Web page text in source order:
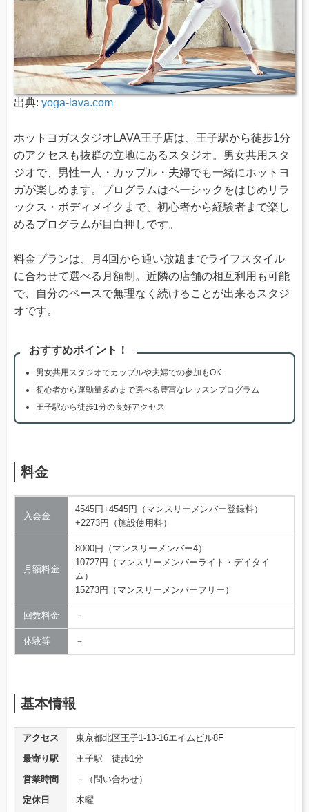
出典: yoga-lava.com
ホットヨガスタジオLAVA王子店は、王子駅から徒歩1分
のアクセスも抜群の立地にあるスタジオ。男女共用スタ
ジオで、男性一人・カップル・夫婦でも一緒にホットヨ
ガが楽しめます。プログラムはベーシックをはじめリラ
ックス・ボディメイクまで、初心者から経験者まで楽し
めるプログラムが目白押しです。
料金プランは、月4回から通い放題までライフスタイル
に合わせて選べる月額制。近隣の店舗の相互利用も可能
で、自分のペースで無理なく続けることが出来るスタジ
オです。
おすすめポイント！
男女共用スタジオでカップルや夫婦での参加もOK
初心者から運動量多めまで選べる豊富なレッスンプログラム
王子駅から徒歩1分の良好アクセス
料金
入会金
4545円+4545円（マンスリーメンバー登録料）
+2273円（施設使用料）
月額料金
8000円（マンスリーメンバー4）
10727円（マンスリーメンバーライト・デイタイ
ム）
15273円（マンスリーメンバーフリー）
回数料金 －
体験等 －
基本情報
アクセス
東京都北区王子1-13-16エイムビル8F
最寄り駅
王子駅 徒歩1分
営業時間
－（問い合わせ）
定休日
木曜